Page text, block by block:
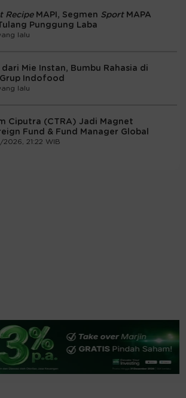
RecipeMAPI, Segmen Sport MAPA
Punggung Laba
lalu
dari Mie Instan, Bumbu Rahasia di
Indofood
lalu
Ciputra (CTRA) Jadi Magnet
Fund & Fund Manager Global
21:22 WIB